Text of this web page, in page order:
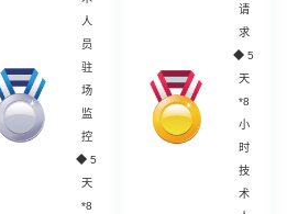
人
员
驻
场
监
控
◆5
天
*8
请
求
◆ 5
天
*8
小
时
技
术